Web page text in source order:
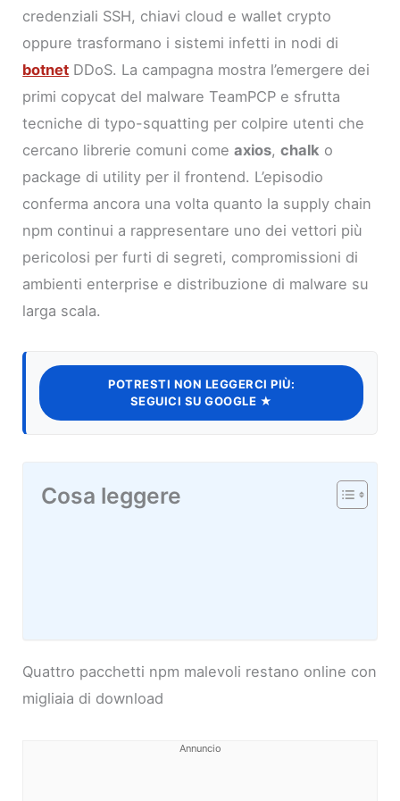
credenziali SSH, chiavi cloud e wallet crypto
oppure trasformano i sistemi infetti in nodi di
botnet DDoS. La campagna mostra l’emergere dei
primi copycat del malware TeamPCP e sfrutta
tecniche di typo-squatting per colpire utenti che
cercano librerie comuni comeaxios,chalk o
package di utility per il frontend. L’episodio
conferma ancora una volta quanto la supply chain
npm continui a rappresentare uno dei vettori più
pericolosi per furti di segreti, compromissioni di
ambienti enterprise e distribuzione di malware su
larga scala.
POTRESTI NON LEGGERCI PIÙ:
SEGUICI SU GOOGLE ★
Cosa leggere
Quattro pacchetti npm malevoli restano online con
migliaia di download
Annuncio